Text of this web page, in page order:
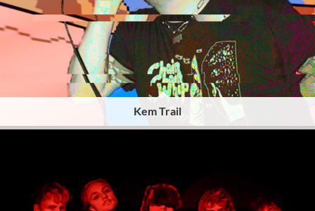
Kem Trail